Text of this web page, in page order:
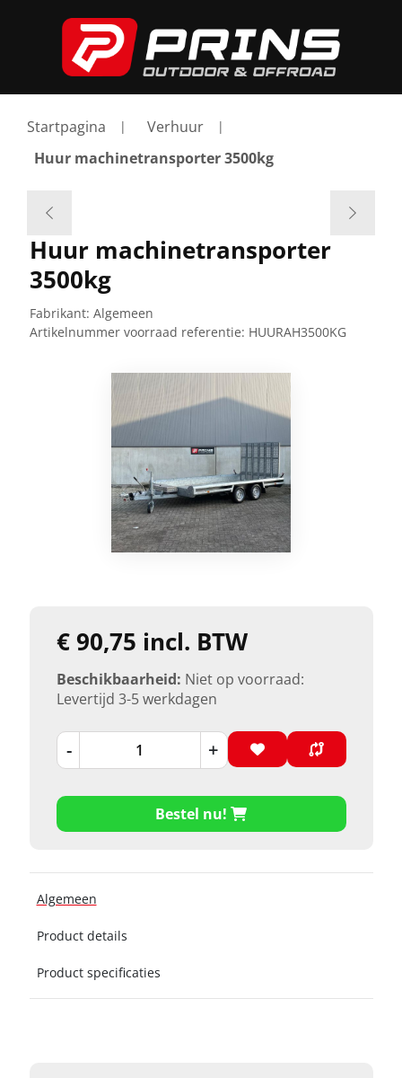
Startpagina
Verhuur
Huur machinetransporter 3500kg
Huur machinetransporter
3500kg
Fabrikant: Algemeen
Artikelnummer voorraad referentie: HUURAH3500KG
€ 90,75 incl. BTW
Beschikbaarheid: Niet op voorraad:
Levertijd 3-5 werkdagen
- +
Bestel nu!
Algemeen
Product details
Product specificaties